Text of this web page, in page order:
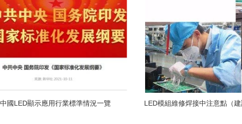
中國LED顯示應用行業標準情況一覽 LED模組維修焊接中注意點（建